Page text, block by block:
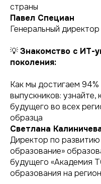
страны
Павел Специан
Генеральный директор
💡Знакомство с ИТ-
поколения:
Как мы достигаем
выпускников:
будущего во всех
образца
Светлана
Директор по
образование»
будущего «Академия
образования на